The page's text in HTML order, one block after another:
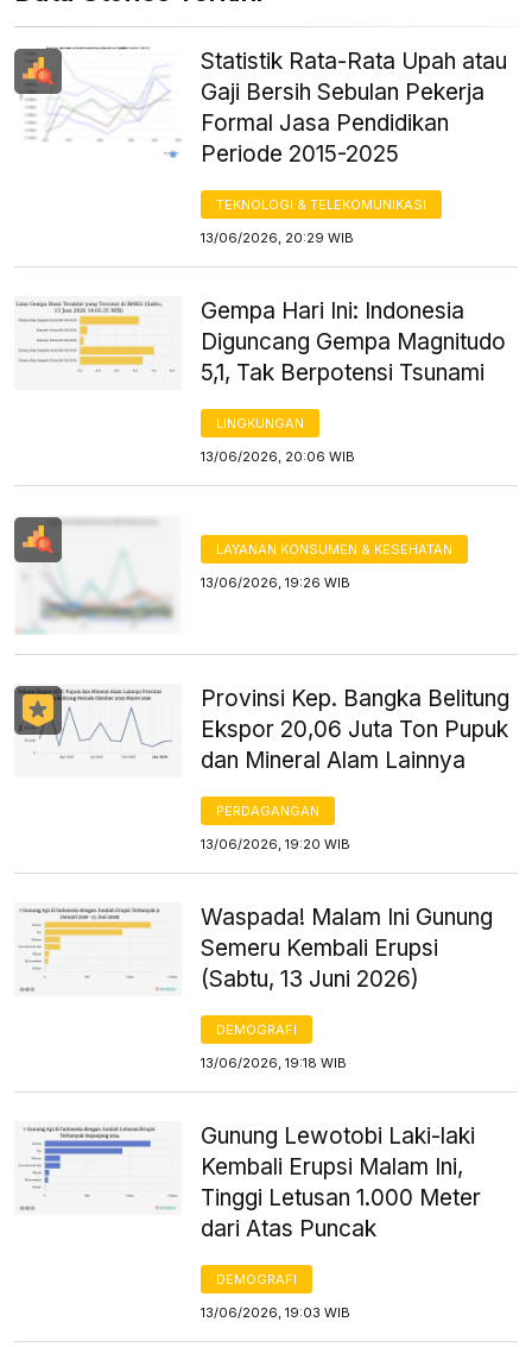
Statistik Rata-Rata Upah atau
Gaji Bersih Sebulan Pekerja
Formal Jasa Pendidikan
Periode 2015-2025
TEKNOLOGI & TELEKOMUNIKASI
13/06/2026, 20:29 WIB
Gempa Hari Ini: Indonesia
Diguncang Gempa Magnitudo
5,1, Tak Berpotensi Tsunami
LINGKUNGAN
13/06/2026, 20:06 WIB
LAYANAN KONSUMEN & KESEHATAN
13/06/2026, 19:26 WIB
Provinsi Kep. Bangka Belitung
Ekspor 20,06 Juta Ton Pupuk
dan Mineral Alam Lainnya
PERDAGANGAN
13/06/2026, 19:20 WIB
Waspada! Malam Ini Gunung
Semeru Kembali Erupsi
(Sabtu, 13 Juni 2026)
DEMOGRAFI
13/06/2026, 19:18 WIB
Gunung Lewotobi Laki-laki
Kembali Erupsi Malam Ini,
Tinggi Letusan 1.000 Meter
dari Atas Puncak
DEMOGRAFI
13/06/2026, 19:03 WIB